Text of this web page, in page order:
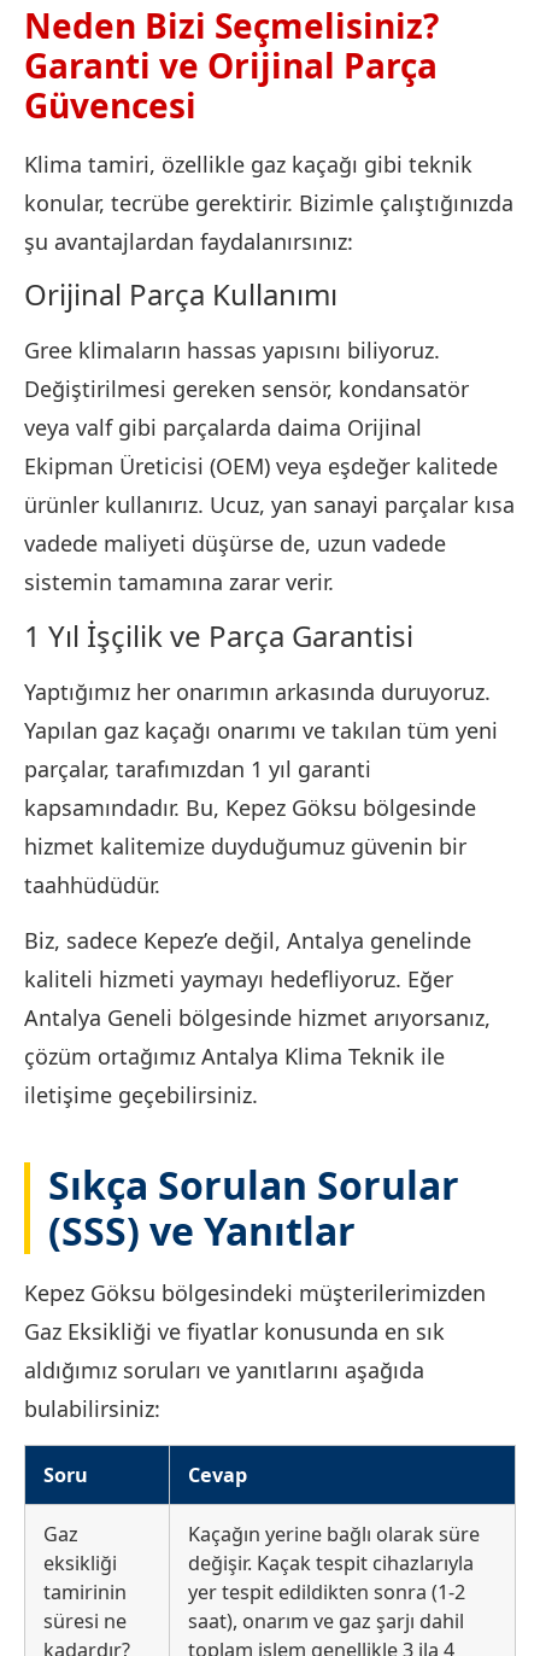
Neden Bizi Seçmelisiniz?
Garanti ve Orijinal Parça
Güvencesi
Klima tamiri, özellikle gaz kaçağı gibi teknik
konular, tecrübe gerektirir. Bizimle çalıştığınızda
şu avantajlardan faydalanırsınız:
Orijinal Parça Kullanımı
Gree klimaların hassas yapısını biliyoruz.
Değiştirilmesi gereken sensör, kondansatör
veya valf gibi parçalarda daima Orijinal
Ekipman Üreticisi (OEM) veya eşdeğer kalitede
ürünler kullanırız. Ucuz, yan sanayi parçalar kısa
vadede maliyeti düşürse de, uzun vadede
sistemin tamamına zarar verir.
1 Yıl İşçilik ve Parça Garantisi
Yaptığımız her onarımın arkasında duruyoruz.
Yapılan gaz kaçağı onarımı ve takılan tüm yeni
parçalar, tarafımızdan 1 yıl garanti
kapsamındadır. Bu, Kepez Göksu bölgesinde
hizmet kalitemize duyduğumuz güvenin bir
taahhüdüdür.
Biz, sadece Kepez’e değil, Antalya genelinde
kaliteli hizmeti yaymayı hedefliyoruz. Eğer
Antalya Geneli bölgesinde hizmet arıyorsanız,
çözüm ortağımız Antalya Klima Teknik ile
iletişime geçebilirsiniz.
Sıkça Sorulan Sorular
(SSS) ve Yanıtlar
Kepez Göksu bölgesindeki müşterilerimizden
Gaz Eksikliği ve fiyatlar konusunda en sık
aldığımız soruları ve yanıtlarını aşağıda
bulabilirsiniz:
Soru Cevap
Gaz
eksikliği
tamirinin
süresi ne
kadardır?
Kaçağın yerine bağlı olarak süre
değişir. Kaçak tespit cihazlarıyla
yer tespit edildikten sonra (1-2
saat), onarım ve gaz şarjı dahil
toplam işlem genellikle 3 ila 4